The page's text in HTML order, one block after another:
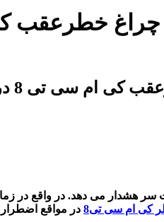
سر هشدار می‌ دهد. در واقع در
کی ام سی تی8